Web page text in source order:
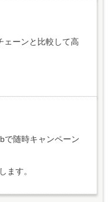
ェーンと比較して高
で随時キャンペーン
ます。